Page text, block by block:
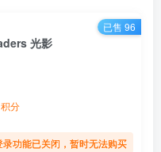
光影
积分
录功能已关闭，暂时无法购买
已售 96